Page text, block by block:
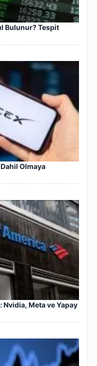
Bulunur? Tespit
Olmaya
Nvidia, Meta ve Yapay